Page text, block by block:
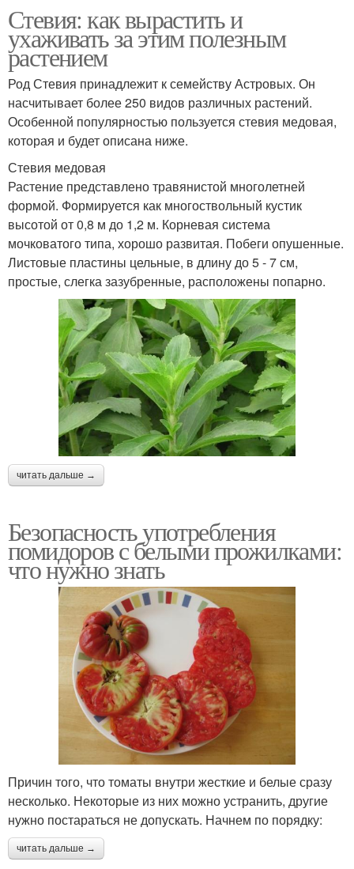
Стевия: как вырастить и
ухаживать за этим полезным
растением
Род Стевия принадлежит к семейству Астровых. Он
насчитывает более 250 видов различных растений.
Особенной популярностью пользуется стевия медовая,
которая и будет описана ниже.
Стевия медовая
Растение представлено травянистой многолетней
формой. Формируется как многоствольный кустик
высотой от 0,8 м до 1,2 м. Корневая система
мочковатого типа, хорошо развитая. Побеги опушенные.
Листовые пластины цельные, в длину до 5 - 7 см,
простые, слегка зазубренные, расположены попарно.
читать дальше →
Безопасность употребления
помидоров с белыми прожилками:
что нужно знать
Причин того, что томаты внутри жесткие и белые сразу
несколько. Некоторые из них можно устранить, другие
нужно постараться не допускать. Начнем по порядку:
читать дальше →